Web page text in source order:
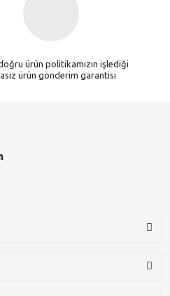
ürün politikamızın işlediği
ürün gönderim garantisi